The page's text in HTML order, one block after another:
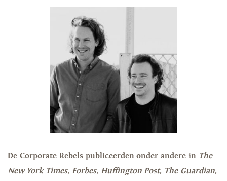
De Corporate Rebels publiceerden onder andere in The
New York Times, Forbes, Huffington Post, The Guardian,